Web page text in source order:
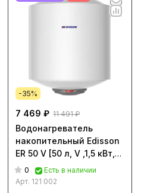
-35%
7 469 ₽ 11 491 ₽
Водонагреватель
накопительный Edisson
ER 50 V [50 л, V ,1,5 кВт,
Белый, 121 002]
0
Есть в наличии
Арт. 121 002